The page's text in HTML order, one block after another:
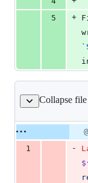
5
+
`
Collapse file
Original
file line
number
Diff line
number
1
-